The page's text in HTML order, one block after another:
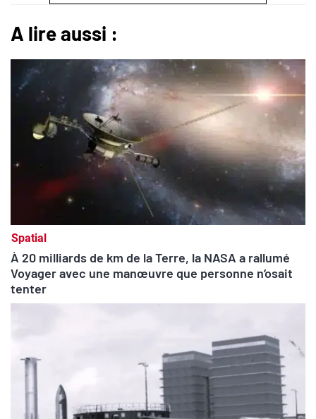
A lire aussi :
Spatial
À 20 milliards de km de la Terre, la NASA a rallumé
Voyager avec une manœuvre que personne n’osait
tenter